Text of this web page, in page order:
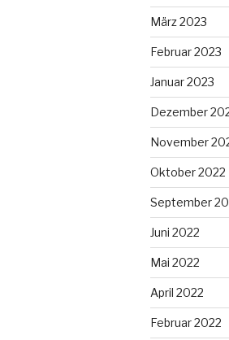
März 2023
Februar 2023
Januar 2023
Dezember
November
Oktober 2022
September
Juni 2022
Mai 2022
April 2022
Februar 2022